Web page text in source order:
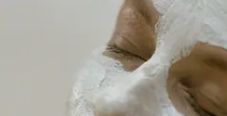
Image credits: PINTEREST